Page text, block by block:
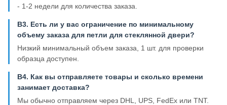
- 1-2 недели для количества заказа.
В3. Есть ли у вас ограничение по минимальному
объему заказа для петли для стеклянной двери?
Низкий минимальный объем заказа, 1 шт. для проверки
образца доступен.
В4. Как вы отправляете товары и сколько времени
занимает доставка?
Мы обычно отправляем через DHL, UPS, FedEx или TNT.